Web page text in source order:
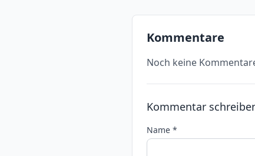
Kommentare
Noch keine
Kommentar
Name *